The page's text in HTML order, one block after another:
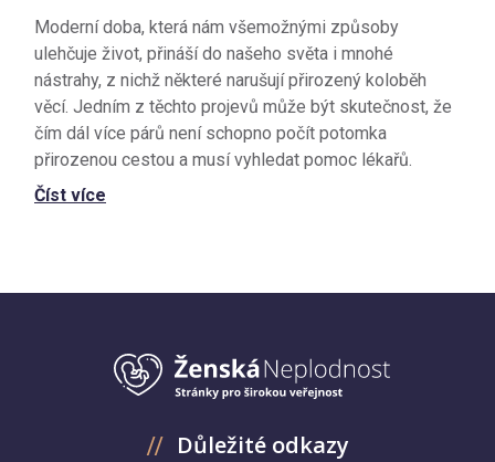
Moderní doba, která nám všemožnými způsoby
ulehčuje život, přináší do našeho světa i mnohé
nástrahy, z nichž některé narušují přirozený koloběh
věcí. Jedním z těchto projevů může být skutečnost, že
čím dál více párů není schopno počít potomka
přirozenou cestou a musí vyhledat pomoc lékařů.
Číst více
Důležité odkazy